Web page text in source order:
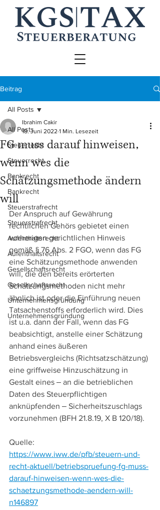
Beitrag
All Posts
Steuerrecht
Steuerrecht
Bankrecht
Bankrecht
Steuerstrafrecht
Steuerstrafrecht
Aufenthaltsrecht
Aufenthaltsrecht
Gesellschaftsrecht
Gesellschaftsrecht
Unternehmensgründung
Unternehmensgründung
All Posts
FG muss darauf hinweisen,
wenn wes die
Schätzungsmethode ändern
will
Ibrahim Cakir
18. Juni 2022 1 Min. Lesezeit
Der Anspruch auf Gewährung
rechtlichen Gehörs gebietet einen
vorherigen gerichtlichen Hinweis
gemäß § 76 Abs. 2 FGO, wenn das FG
eine Schätzungsmethode anwenden
will, die den bereits erörterten
Schätzungsmethoden nicht mehr
ähnlich ist oder die Einführung neuen
Tatsachenstoffs erforderlich wird. Dies
ist u.a. dann der Fall, wenn das FG
beabsichtigt, anstelle einer Schätzung
anhand eines äußeren
Betriebsvergleichs (Richtsatzschätzung)
eine griffweise Hinzuschätzung in
Gestalt eines ‒ an die betrieblichen
Daten des Steuerpflichtigen
anknüpfenden ‒ Sicherheitszuschlags
vorzunehmen (BFH 21.8.19, X B 120/18).
Quelle:
https://www.iww.de/pfb/steuern-und-
recht-aktuell/betriebspruefung-fg-muss-
darauf-hinweisen-wenn-wes-die-
schaetzungsmethode-aendern-will-
n146897